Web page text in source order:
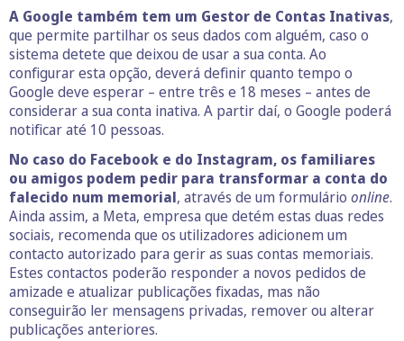
A Google também tem um Gestor de Contas Inativas,
que permite partilhar os seus dados com alguém, caso o
sistema detete que deixou de usar a sua conta. Ao
configurar esta opção, deverá definir quanto tempo o
Google deve esperar – entre três e 18 meses – antes de
considerar a sua conta inativa. A partir daí, o Google poderá
notificar até 10 pessoas.
No caso do Facebook e do Instagram, os familiares
ou amigos podem pedir para transformar a conta do
falecido num memorial, através de um formulário online.
Ainda assim, a Meta, empresa que detém estas duas redes
sociais, recomenda que os utilizadores adicionem um
contacto autorizado para gerir as suas contas memoriais.
Estes contactos poderão responder a novos pedidos de
amizade e atualizar publicações fixadas, mas não
conseguirão ler mensagens privadas, remover ou alterar
publicações anteriores.